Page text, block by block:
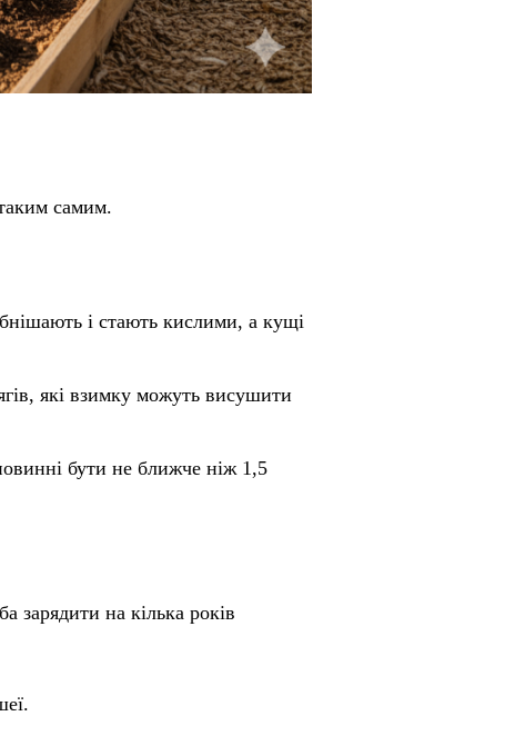
самим.
і стають кислими, а кущі
які взимку можуть висушити
бути не ближче ніж 1,5
зарядити на кілька років